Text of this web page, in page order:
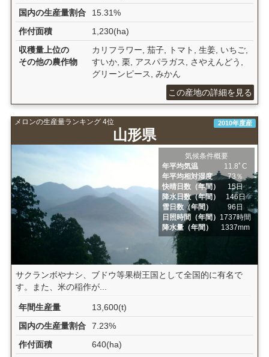
国内の生産量割合
15.31%
作付面積
1,230(ha)
収穫量上位の
その他の農作物
カリフラワー, 茄子, トマト, 生姜, いちご,
すいか, 栗, アスパラガス, さやえんどう,
グリーンピース, みかん
この産地の詳細を見る
メロンの生産量ランキング 4位
山形県
2010年度産
気候条件概要
年平均気温
11.8ﾟC
年平均相対湿度
73％
快晴日数（年間）
15日
降水日数（年間）
146日
雪日数（年間）
96日
日照時間（年間） 1737時間
降水量（年間）
1337mm
サクランボやナシ、ブドウ等果樹王国として全国的に有名で
す。また、米の稲作が...
年間生産量
13,600(t)
国内の生産量割合
7.23%
作付面積
640(ha)